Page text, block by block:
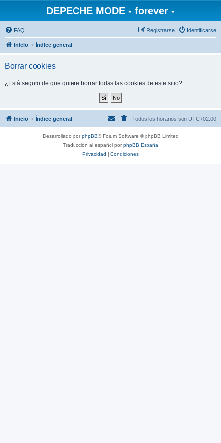
DEPECHE MODE - forever -
FAQ Identificarse
Registrarse
Inicio Índice general
Borrar cookies
¿Está seguro de que quiere borrar todas las cookies de este sitio?
Inicio Índice general Todos los horarios son UTC+02:00
Desarrollado porphpBB® Forum Software © phpBB Limited
Traducción al español porphpBB España
Privacidad | Condiciones